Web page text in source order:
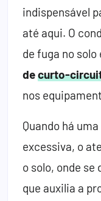
indispensável
até aqui. O
de fuga no solo
decurto-
nos
Quando há
excessiva, o
o solo, onde
que auxilia a